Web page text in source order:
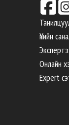
Үнийн
Онлайн
Expert